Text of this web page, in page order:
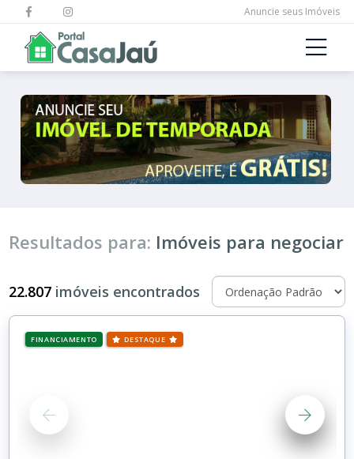
Anuncie seus Imóveis
Resultados para: Imóveis para negociar
22.807 imóveis encontrados
FINANCIAMENTO DESTAQUE